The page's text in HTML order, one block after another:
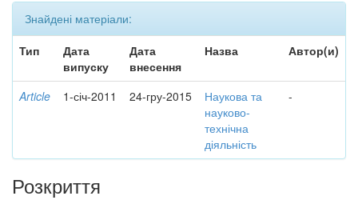
Знайдені матеріали:
Тип
Дата
випуску
Дата
внесення
Назва Автор(и)
Article 1-січ-2011 24-гру-2015
Наукова та
науково-
технічна
діяльність
-
Розкриття